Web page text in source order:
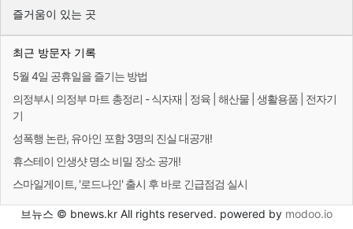
즐거움이 있는 곳
최근 방문자 기록
5월 4일 공휴일을 즐기는 방법
의정부시 의정부 마트 총정리 - 식자재 | 정육 | 해산물 | 생활용품 | 전자기
기
성폭행 논란, 유아인 포함 3명의 진실 대공개!
휴스테이 인생샷 명소 비밀 장소 공개!
스마일게이트, '로드나인' 출시 후 바로 긴급점검 실시
브뉴스 © bnews.kr All rights reserved. powered by modoo.io